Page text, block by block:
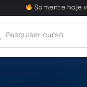
Somente hoje